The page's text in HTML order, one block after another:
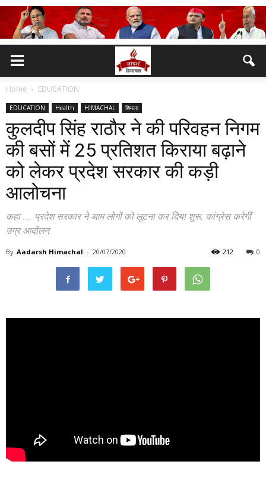
Home EDUCATION
EDUCATION Health HIMACHAL शिमला
कुलदीप सिंह राठौर ने की परिवहन निगम
की बसों में 25 प्रतिशत किराया बढ़ाने
को लेकर प्रदेश सरकार की कड़ी
आलोचना
कहा .... प्रदेश सरकार ने आम लोगों को लूटना कर दिया शुरू, कांग्रेस करेगीं
उग्र आदोंलन
By Aadarsh Himachal - 20/07/2020 0
212